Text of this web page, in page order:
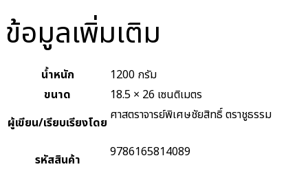
ข้อมูลเพิ่มเติม
น้ำหนัก
1200 กรัม
ขนาด
18.5 × 26 เซนติเมตร
ผู้เขียน/เรียบเรียงโดย ศาสตราจารย์พิเศษชัยสิทธิ์ ตราชูธรรม
รหัสสินค้า 9786165814089